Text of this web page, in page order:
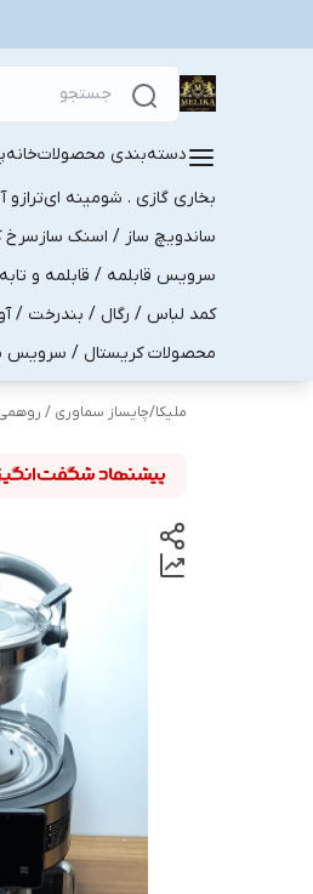
دسته‌بندی محصولاتخانه
بخاری گازی . شومینه ای
ساندویچ ساز / اسنک سازسرخ
سرویس قابلمه / قابلمه و
کمد لباس / رگال / بندرخت /
محصولات کریستال / سرویس
ملیکا/چایساز سماوری /